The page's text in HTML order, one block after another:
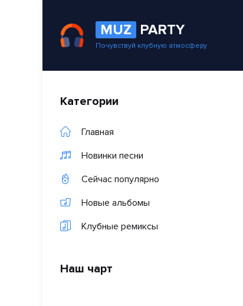
MUZ PARTY
Почувствуй клубную атмосферу
Категории
Главная
Новинки песни
Сейчас популярно
Новые альбомы
Клубные ремиксы
Наш чарт